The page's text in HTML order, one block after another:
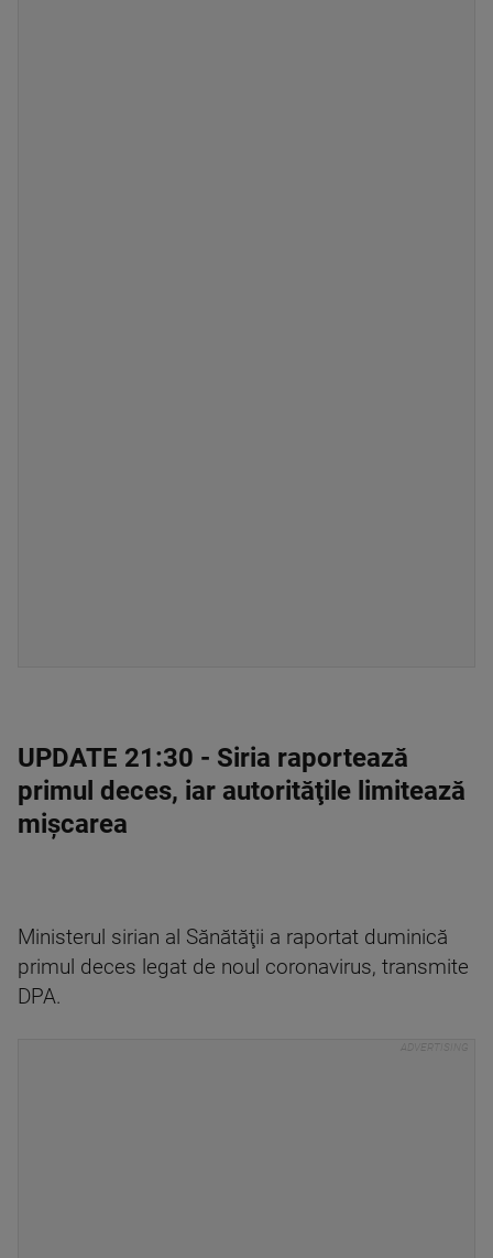
UPDATE 21:30 - Siria raportează
primul deces, iar autorităţile limitează
mişcarea
Ministerul sirian al Sănătăţii a raportat duminică
primul deces legat de noul coronavirus, transmite
DPA.